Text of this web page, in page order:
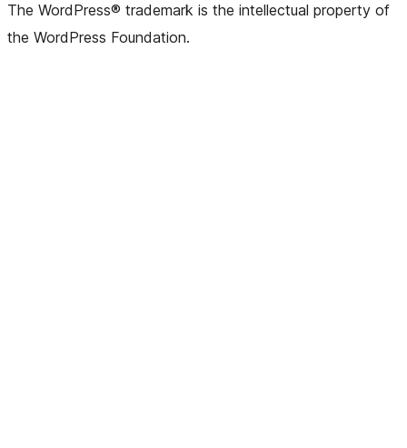
The WordPress® trademark is the intellectual property of
the WordPress Foundation.